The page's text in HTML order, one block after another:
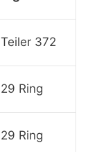
Teiler 372
29 Ring
29 Ring